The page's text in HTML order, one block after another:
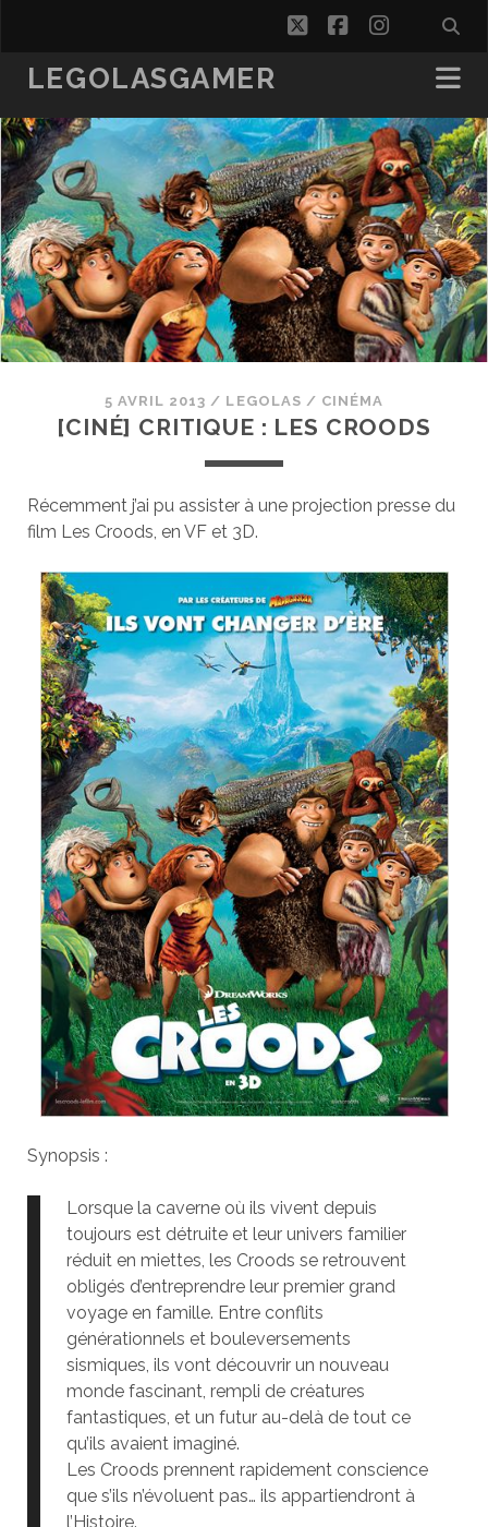
twitterfacebook
LEGOLASGAMER
5 AVRIL 2013 / LEGOLAS / CINÉMA
[CINÉ] CRITIQUE : LES CROODS
Récemment j’ai pu assister à une projection presse du
film Les Croods, en VF et 3D.
Synopsis :
Lorsque la caverne où ils vivent depuis
toujours est détruite et leur univers familier
réduit en miettes, les Croods se retrouvent
obligés d’entreprendre leur premier grand
voyage en famille. Entre conflits
générationnels et bouleversements
sismiques, ils vont découvrir un nouveau
monde fascinant, rempli de créatures
fantastiques, et un futur au-delà de tout ce
qu’ils avaient imaginé.
Les Croods prennent rapidement conscience
que s’ils n’évoluent pas… ils appartiendront à
l’Histoire.